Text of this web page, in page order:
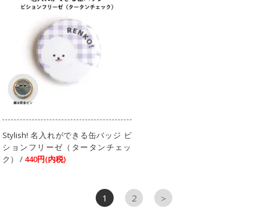
Stylish! 名入れができる缶バッジ ビ
ションフリーゼ（タータンチェッ
ク） / 440円(内税)
1 2 ＞